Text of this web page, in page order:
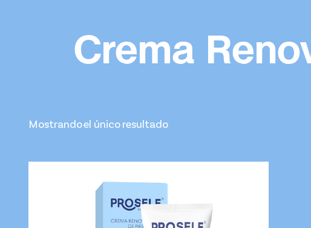
Crema
Mostrando el único resultado